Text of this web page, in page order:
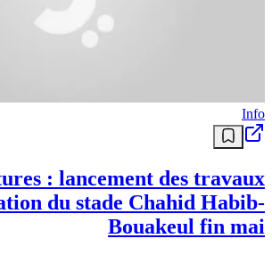
Info
: lancement des travaux
du stade Chahid Habib-
Bouakeul fin mai